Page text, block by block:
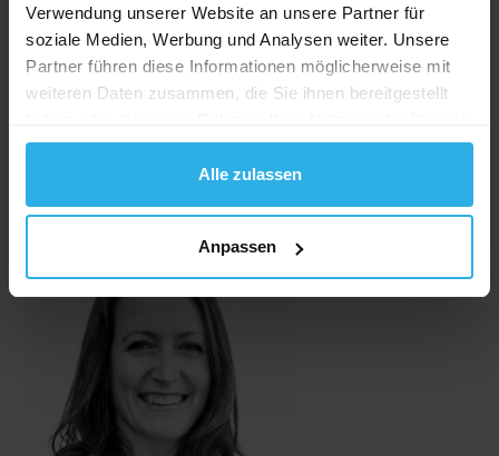
Verwendung unserer Website an unsere Partner für
soziale Medien, Werbung und Analysen weiter. Unsere
Partner führen diese Informationen möglicherweise mit
weiteren Daten zusammen, die Sie ihnen bereitgestellt
gesammelt haben.
Alle zulassen
Anpassen
Client Service Director